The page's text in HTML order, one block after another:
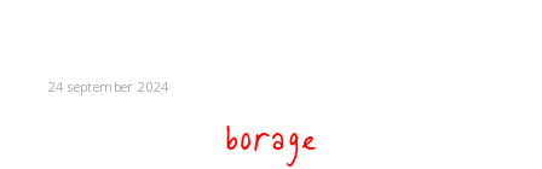
24 september 2024
borage